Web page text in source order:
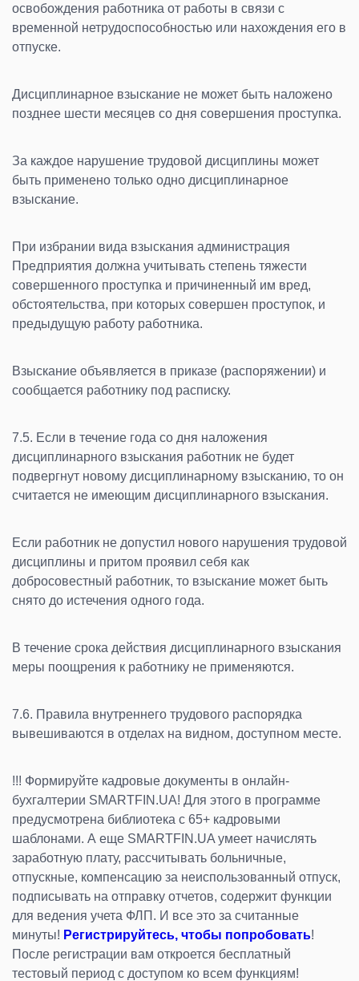
освобождения работника от работы в связи с
временной нетрудоспособностью или нахождения его в
отпуске.
Дисциплинарное взыскание не может быть наложено
позднее шести месяцев со дня совершения проступка.
За каждое нарушение трудовой дисциплины может
быть применено только одно дисциплинарное
взыскание.
При избрании вида взыскания администрация
Предприятия должна учитывать степень тяжести
совершенного проступка и причиненный им вред,
обстоятельства, при которых совершен проступок, и
предыдущую работу работника.
Взыскание объявляется в приказе (распоряжении) и
сообщается работнику под расписку.
7.5. Если в течение года со дня наложения
дисциплинарного взыскания работник не будет
подвергнут новому дисциплинарному взысканию, то он
считается не имеющим дисциплинарного взыскания.
Если работник не допустил нового нарушения трудовой
дисциплины и притом проявил себя как
добросовестный работник, то взыскание может быть
снято до истечения одного года.
В течение срока действия дисциплинарного взыскания
меры поощрения к работнику не применяются.
7.6. Правила внутреннего трудового распорядка
вывешиваются в отделах на видном, доступном месте.
!!! Формируйте кадровые документы в онлайн-
бухгалтерии SMARTFIN.UA! Для этого в программе
предусмотрена библиотека с 65+ кадровыми
шаблонами. А еще SMARTFIN.UA умеет начислять
заработную плату, рассчитывать больничные,
отпускные, компенсацию за неиспользованный отпуск,
подписывать на отправку отчетов, содержит функции
для ведения учета ФЛП. И все это за считанные
минуты! Регистрируйтесь, чтобы попробовать!
После регистрации вам откроется бесплатный
тестовый период с доступом ко всем функциям!